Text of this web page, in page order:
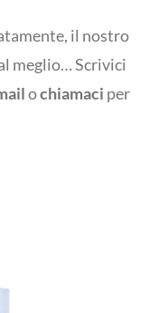
il nostro
meglio… Scrivici
ochiamaci per